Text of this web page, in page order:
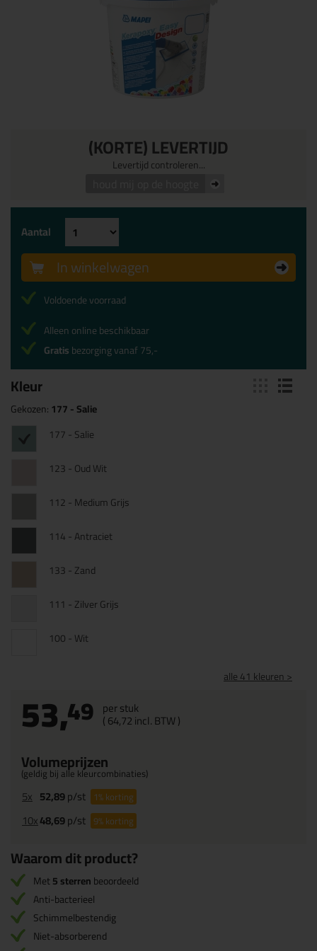
(KORTE) LEVERTIJD
Levertijd controleren...
Kleur
Gekozen:177 - Salie
177 - Salie
123 - Oud Wit
112 - Medium Grijs
114 - Antraciet
133 - Zand
111 - Zilver Grijs
100 - Wit
alle 41 kleuren >
53,49 per stuk
(64,72incl. BTW )
Volumeprijzen
(geldig bij alle kleurcombinaties)
5x 52,89p/st 1%korting
10x48,69p/st 9%korting
Aantal
In winkelwagen
Voldoende voorraad
Alleen online beschikbaar
Gratisbezorging vanaf 75,-
Waarom dit product?
Met5 sterrenbeoordeeld
Anti-bacterieel
Schimmelbestendig
Niet-absorberend